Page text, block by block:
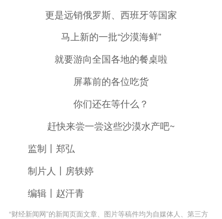
更是远销俄罗斯、西班牙等国家
马上新的一批“沙漠海鲜”
就要游向全国各地的餐桌啦
屏幕前的各位吃货
你们还在等什么？
赶快来尝一尝这些沙漠水产吧~
监制丨郑弘
制片人丨房轶婷
编辑丨赵汗青
“财经新闻网”的新闻页面文章、图片等稿件均为自媒体人、第三方